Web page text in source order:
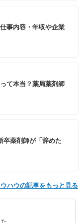
事内容・年収や企業
て本当？薬局薬剤師
卒薬剤師が「辞めた
ハウの記事をもっと見る